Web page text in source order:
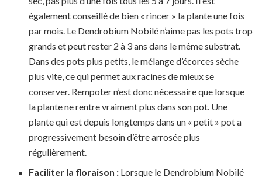
également conseillé de bien « rincer » la plante une fois
par mois. Le Dendrobium Nobilé n’aime pas les pots trop
grands et peut rester 2 à 3 ans dans le même substrat.
Dans des pots plus petits, le mélange d’écorces sèche
plus vite, ce qui permet aux racines de mieux se
conserver. Rempoter n’est donc nécessaire que lorsque
la plante ne rentre vraiment plus dans son pot. Une
plante qui est depuis longtemps dans un « petit » pot a
progressivement besoin d’être arrosée plus
régulièrement.
Faciliter la floraison : Lorsque le Dendrobium Nobilé